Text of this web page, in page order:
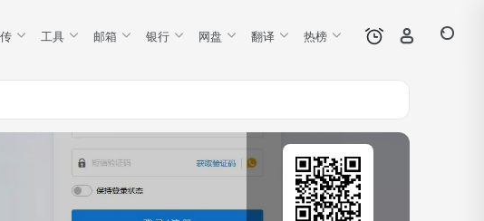
工具 邮箱 银行 网盘 翻译 热榜